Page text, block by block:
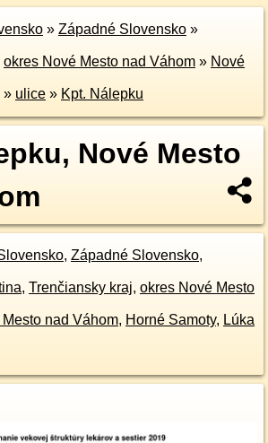
» Západné Slovensko »
okres Nové Mesto nad Váhom » Nové
» ulice » Kpt. Nálepku
Nové Mesto
, Západné Slovensko,
, Trenčiansky kraj, okres Nové Mesto
Mesto nad Váhom, Horné Samoty, Lúka